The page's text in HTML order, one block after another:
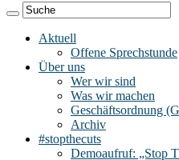
Aktuell
Offene Sprechstunde
Über uns
Wer wir sind
Was wir machen
Geschäftsordnung
Archiv
#stopthecuts
Demoaufruf: „Stop